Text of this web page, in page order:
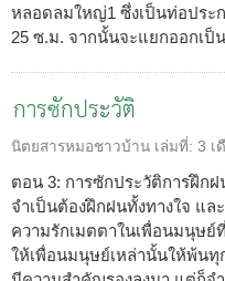
หลอดลมใหญ่1 ซึ่งเป็นท่อประ
25 ซ.ม. จากนั้นจะแยกออกเป็
การซักประวัติ
นิตยสารหมอชาวบ้าน เล่มที่: 3 เ
ตอน 3: การซักประวัติการฝึก
จำเป็นต้องฝึกฝนทั้งทางใจ แ
ความรักเมตตาในเพื่อนมนุษย์
ให้เพื่อนมนุษย์เหล่านั้นให้พ้นทุ